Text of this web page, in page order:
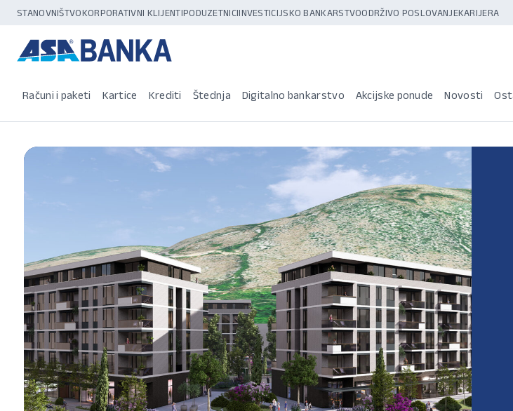
STANOVNIŠTVOKORPORATIVNI KLIJENTIPODUZETNICIINVESTICIJSKO BANKARSTVOODRŽIVO POSLOVANJEKARIJERA
Računi i paketi Kartice Krediti Štednja Digitalno bankarstvo Akcijske ponude Novosti